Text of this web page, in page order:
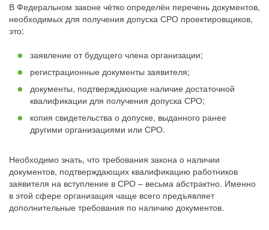
В Федеральном законе чётко определён перечень документов,
необходимых для получения допуска СРО проектировщиков,
это:
заявление от будущего члена организации;
регистрационные документы заявителя;
документы, подтверждающие наличие достаточной
квалификации для получения допуска СРО;
копия свидетельства о допуске, выданного ранее
другими организациями или СРО.
Необходимо знать, что требования закона о наличии
документов, подтверждающих квалификацию работников
заявителя на вступление в СРО – весьма абстрактно. Именно
в этой сфере организация чаще всего предъявляет
дополнительные требования по наличию документов.